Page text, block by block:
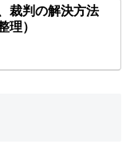
裁判の解決方法
理）